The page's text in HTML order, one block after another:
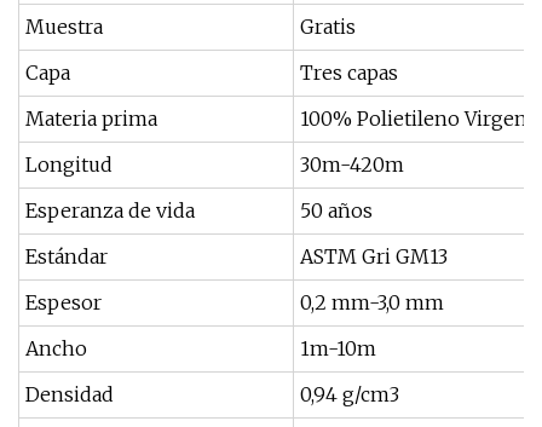
Muestra
Gratis
Capa
Tres capas
Materia prima
100% Polietileno Virgen
Longitud
30m-420m
Esperanza de vida
50 años
Estándar
ASTM Gri GM13
Espesor
0,2 mm-3,0 mm
Ancho
1m-10m
Densidad
0,94 g/cm3